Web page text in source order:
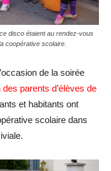
disco étaient au rendez-vous
coopérative scolaire.
de la soirée
des parents d’élèves de
et habitants ont
scolaire dans